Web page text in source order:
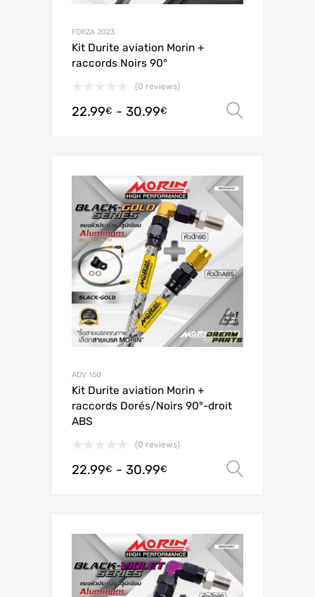
FORZA 2023
Kit Durite aviation Morin +
raccords Noirs 90°
(0 reviews)
22.99€ - 30.99€
ADV 150
Kit Durite aviation Morin +
raccords Dorés/Noirs 90°-droit
ABS
(0 reviews)
22.99€ - 30.99€